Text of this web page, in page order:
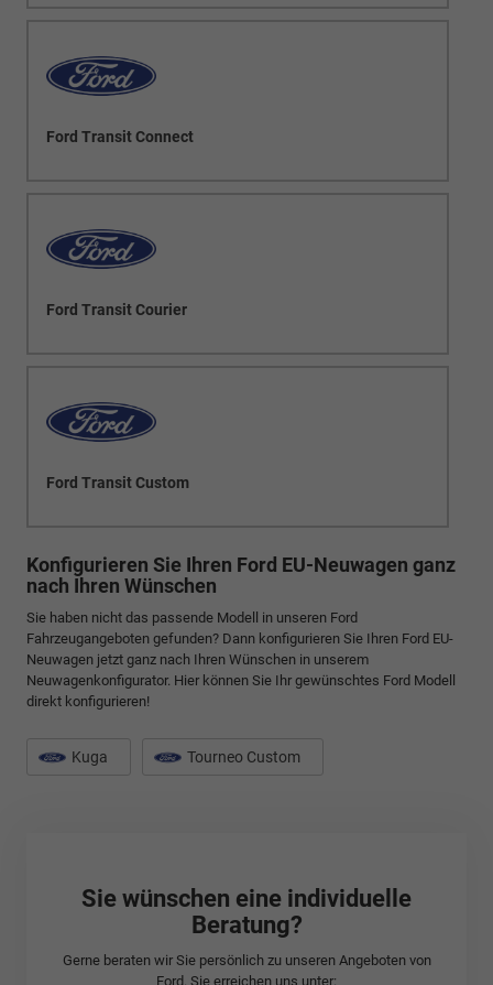
Ford Transit Connect
Ford Transit Courier
Ford Transit Custom
Konfigurieren Sie Ihren Ford EU-Neuwagen ganz
nach Ihren Wünschen
Sie haben nicht das passende Modell in unseren Ford
Fahrzeugangeboten gefunden? Dann konfigurieren Sie Ihren Ford EU-
Neuwagen jetzt ganz nach Ihren Wünschen in unserem
Neuwagenkonfigurator. Hier können Sie Ihr gewünschtes Ford Modell
direkt konfigurieren!
Kuga Tourneo Custom
Sie wünschen eine individuelle
Beratung?
Gerne beraten wir Sie persönlich zu unseren Angeboten von
Ford. Sie erreichen uns unter: